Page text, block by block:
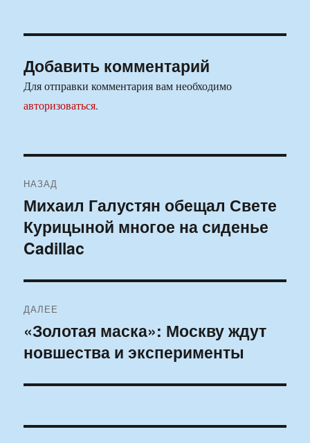
Добавить комментарий
Для отправки комментария вам необходимо
авторизоваться.
по
записям
НАЗАД
Предыдущая
запись:
Михаил Галустян обещал Свете
Курицыной многое на сиденье
Cadillac
ДАЛЕЕ
Следующая
запись:
«Золотая маска»: Москву ждут
новшества и эксперименты